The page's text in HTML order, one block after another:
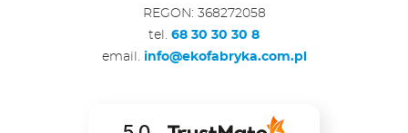
REGON: 368272058
tel. 68 30 30 30 8
email. info@ekofabryka.com.pl